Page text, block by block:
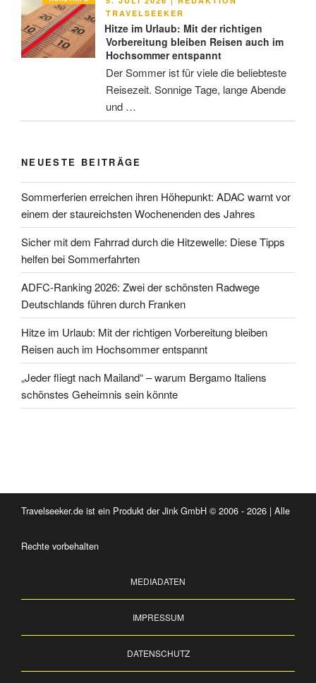
AM
TRAVELSEEKER
Hitze im Urlaub: Mit der richtigen
Vorbereitung bleiben Reisen auch im
Hochsommer entspannt
Der Sommer ist für viele die beliebteste
Reisezeit. Sonnige Tage, lange Abende
und …
NEUESTE BEITRÄGE
Sommerferien erreichen ihren Höhepunkt: ADAC warnt vor
einem der staureichsten Wochenenden des Jahres
Sicher mit dem Fahrrad durch die Hitzewelle: Diese Tipps
helfen bei Sommerfahrten
ADFC-Ranking 2026: Zwei der schönsten Radwege
Deutschlands führen durch Franken
Hitze im Urlaub: Mit der richtigen Vorbereitung bleiben
Reisen auch im Hochsommer entspannt
„Jeder fliegt nach Mailand“ – warum Bergamo Italiens
schönstes Geheimnis sein könnte
Travelseeker.de ist ein Produkt der Jink GmbH © 2006 - 2026 | Alle
Rechte vorbehalten
MEDIADATEN
IMPRESSUM
DATENSCHUTZ